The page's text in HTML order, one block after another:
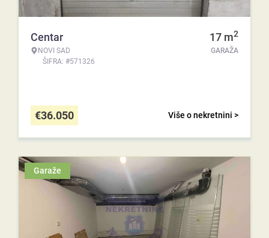
Centar
NOVI SAD
ŠIFRA: #571326
17 m2
GARAŽA
Više o nekretnini >
€36.050
Garaže